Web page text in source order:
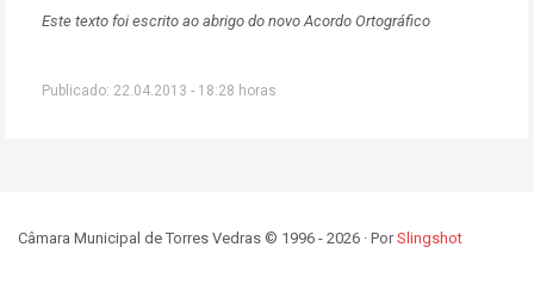
Este texto foi escrito ao abrigo do novo Acordo Ortográfico
Publicado: 22.04.2013 - 18:28 horas
Câmara Municipal de Torres Vedras © 1996 - 2026 · PorSlingshot